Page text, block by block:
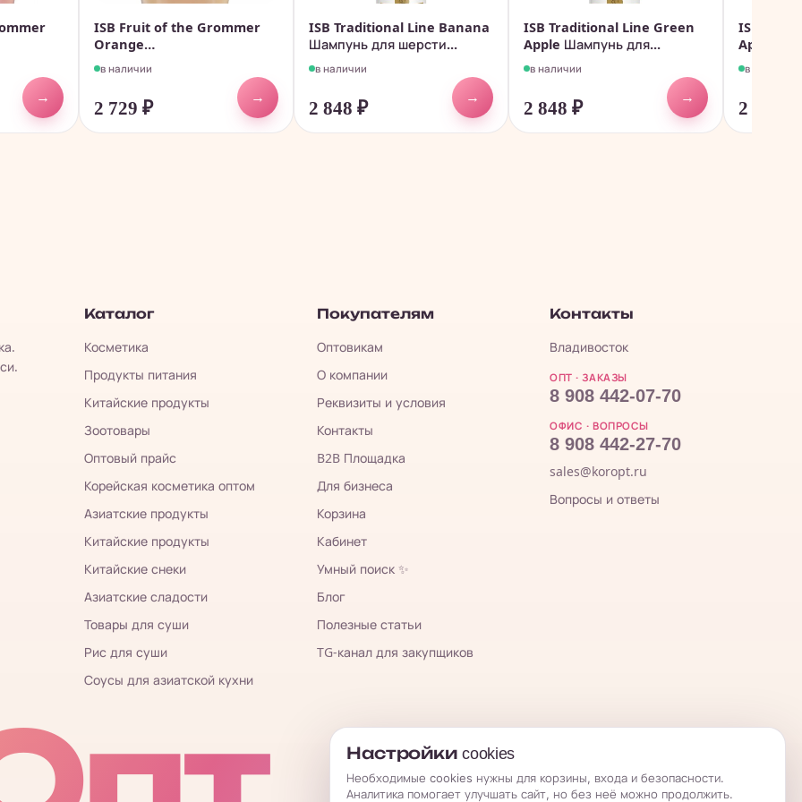
→
ISB Fruit of the Grommer
Orange
Восстанавливающая...
в наличии
2 729 ₽
→
ISB Traditional Line Banana
Шампунь для шерсти...
в наличии
2 848 ₽
→
ISB Traditional Line Green
Apple Шампунь для...
в наличии
2 848 ₽
→
ISB
Apple
в наличии
2 468
Каталог
Косметика
Продукты питания
Китайские продукты
Зоотовары
Оптовый прайс
Корейская косметика оптом
Азиатские продукты
Китайские продукты
Китайские снеки
Азиатские сладости
Товары для суши
Рис для суши
Соусы для азиатской кухни
Покупателям
Оптовикам
О компании
Реквизиты и условия
Контакты
B2B Площадка
Для бизнеса
Корзина
Кабинет
Умный поиск ✨
Блог
Полезные статьи
TG-канал для закупщиков
Контакты
Владивосток
ОПТ · ЗАКАЗЫ
8 908 442-07-70
ОФИС · ВОПРОСЫ
8 908 442-27-70
sales@koropt.ru
Вопросы и ответы
Настройки cookies
Необходимые cookies нужны для корзины, входа и безопасности.
Аналитика помогает улучшать сайт, но без неё можно продолжить.